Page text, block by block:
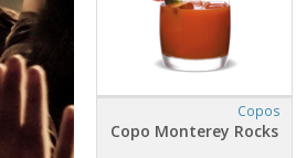
Copos
Copo Monterey Rocks